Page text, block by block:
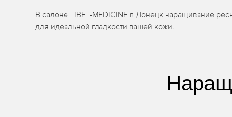
В салоне TIBET-MEDICINE в Донецк наращивание
для идеальной гладкости вашей кожи.